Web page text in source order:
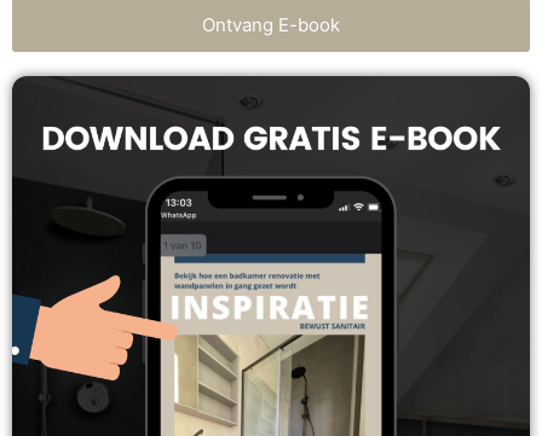
Ontvang E-book